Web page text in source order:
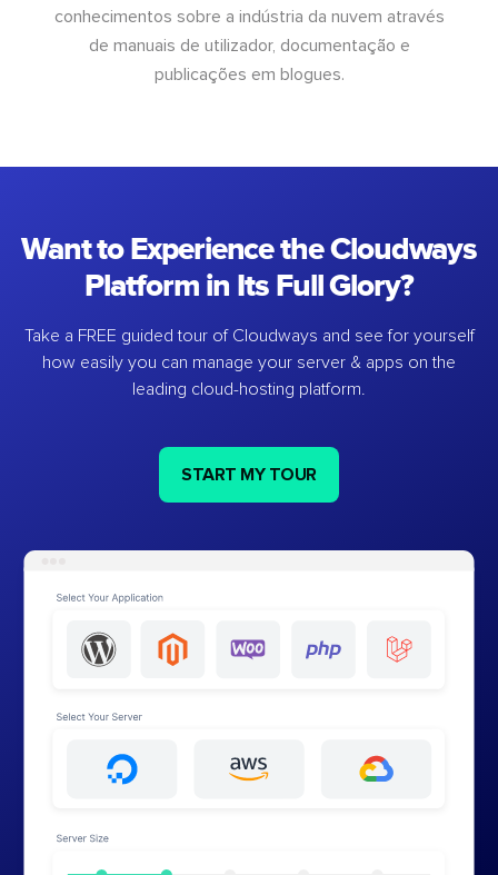
conhecimentos sobre a indústria da nuvem através
de manuais de utilizador, documentação e
publicações em blogues.
Want to Experience the Cloudways
Platform in Its Full Glory?
Take a FREE guided tour of Cloudways and see for yourself
how easily you can manage your server & apps on the
leading cloud-hosting platform.
START MY TOUR